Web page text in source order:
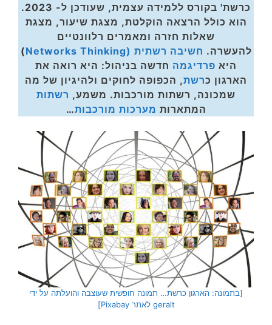
כרשת' בקורס ללמידה עצמית, שעודכן ל- 2023.
הוא כולל הרצאה הוקלטת, מצגת שיעור, מצגת
שאלות חזרה ומאמרים רלוונטיים
להעשרה. חשיבה רשתית (Networks Thinking
)
היא פרדיגמה חדשה בניהול: היא רואה את
הארגון כרשת, הכפופה לחוקים ולהיגיון של מה
שמכונה, רשתות מורכבות. משמע, רשתות
המתארות מערכות מורכבות…
[בתמונה: הארגון כרשת… תמונה חופשית שעוצבה והועלתה על ידי
geralt לאתר Pixabay]